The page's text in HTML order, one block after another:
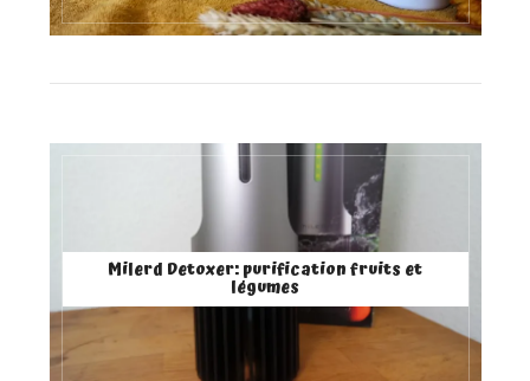
Milerd Detoxer: purification fruits et
légumes